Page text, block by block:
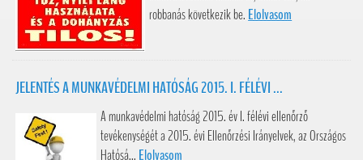
robbanás következik be. Elolvasom
JELENTÉS A MUNKAVÉDELMI HATÓSÁG 2015. I. FÉLÉVI ...
A munkavédelmi hatóság 2015. év I. félévi ellenőrző
tevékenységét a 2015. évi Ellenőrzési Irányelvek, az Országos
Hatósá... Elolvasom